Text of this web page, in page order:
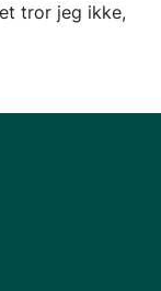
tror jeg ikke,